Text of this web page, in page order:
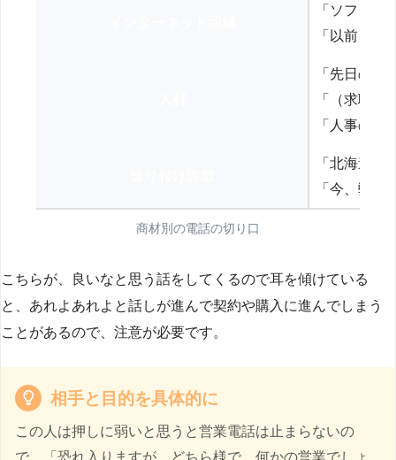
「ソフト
「以前、
「先日の
「（求職
「人事の方
「北海道
「今、弊
商材別の電話の切り口
こちらが、良いなと思う話をしてくるので耳を傾けている
と、あれよあれよと話しが進んで契約や購入に進んでしまう
ことがあるので、注意が必要です。
相手と目的を具体的に
この人は押しに弱いと思うと営業電話は止まらないの
で、「恐れ入りますが、どちら様で、何かの営業でしょ